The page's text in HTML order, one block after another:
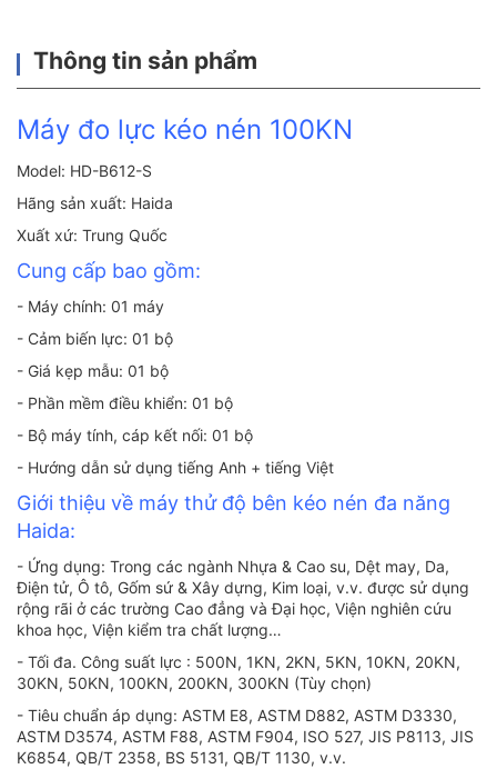
Thông tin sản phẩm
Máy đo lực kéo nén 100KN
Model: HD-B612-S
Hãng sản xuất: Haida
Xuất xứ: Trung Quốc
Cung cấp bao gồm:
- Máy chính: 01 máy
- Cảm biến lực: 01 bộ
- Giá kẹp mẫu: 01 bộ
- Phần mềm điều khiển: 01 bộ
- Bộ máy tính, cáp kết nối: 01 bộ
- Hướng dẫn sử dụng tiếng Anh + tiếng Việt
Giới thiệu về máy thử độ bên kéo nén đa năng
Haida:
- Ứng dụng: Trong các ngành Nhựa & Cao su, Dệt may, Da,
Điện tử, Ô tô, Gốm sứ & Xây dựng, Kim loại, v.v. được sử dụng
rộng rãi ở các trường Cao đẳng và Đại học, Viện nghiên cứu
khoa học, Viện kiểm tra chất lượng…
- Tối đa. Công suất lực : 500N, 1KN, 2KN, 5KN, 10KN, 20KN,
30KN, 50KN, 100KN, 200KN, 300KN (Tùy chọn)
- Tiêu chuẩn áp dụng: ASTM E8, ASTM D882, ASTM D3330,
ASTM D3574, ASTM F88, ASTM F904, ISO 527, JIS P8113, JIS
K6854, QB/T 2358, BS 5131, QB/T 1130, v.v.